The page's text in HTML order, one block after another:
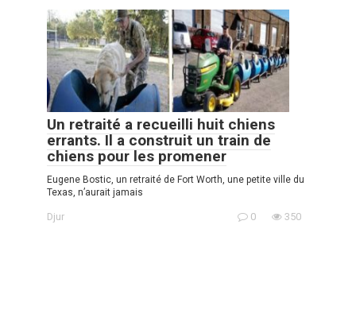
Un retraité a recueilli huit chiens
errants. Il a construit un train de
chiens pour les promener
Eugene Bostic, un retraité de Fort Worth, une petite ville du
Texas, n’aurait jamais
Djur 0 350